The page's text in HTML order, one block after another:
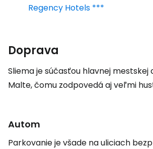
Regency Hotels ***
Doprava
Sliema je súčasťou hlavnej
Malte, čomu zodpovedá aj veľmi
Autom
Parkovanie je všade na uliciach